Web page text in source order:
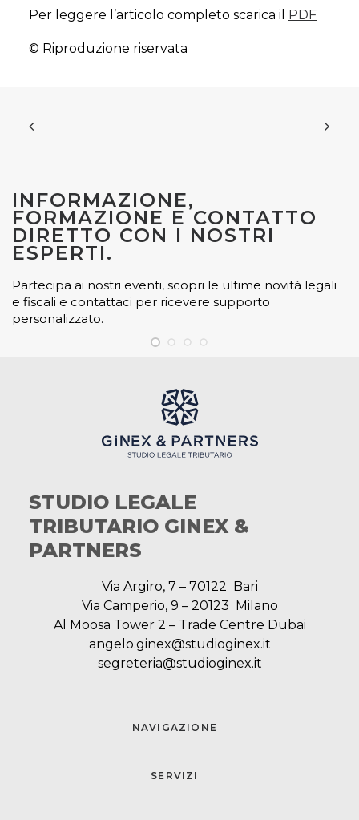
Per leggere l’articolo completo scarica il PDF
© Riproduzione riservata
INFORMAZIONE,
FORMAZIONE E CONTATTO
DIRETTO CON I NOSTRI
ESPERTI.
Partecipa ai nostri eventi, scopri le ultime novità legali
e fiscali e contattaci per ricevere supporto
personalizzato.
STUDIO LEGALE
TRIBUTARIO GINEX &
PARTNERS
Via Argiro, 7 – 70122 Bari
Via Camperio, 9 – 20123 Milano
Al Moosa Tower 2 – Trade Centre Dubai
angelo.ginex@studioginex.it
segreteria@studioginex.it
NAVIGAZIONE
SERVIZI